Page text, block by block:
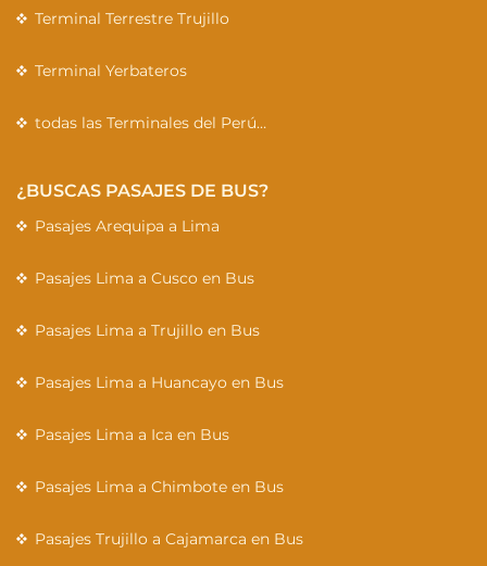
Terminal Terrestre Trujillo
Terminal Yerbateros
todas las Terminales del Perú…
¿BUSCAS PASAJES DE BUS?
Pasajes Arequipa a Lima
Pasajes Lima a Cusco en Bus
Pasajes Lima a Trujillo en Bus
Pasajes Lima a Huancayo en Bus
Pasajes Lima a Ica en Bus
Pasajes Lima a Chimbote en Bus
Pasajes Trujillo a Cajamarca en Bus